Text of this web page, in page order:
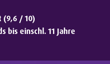
(9,6 / 10)
bis einschl. 11 Jahre